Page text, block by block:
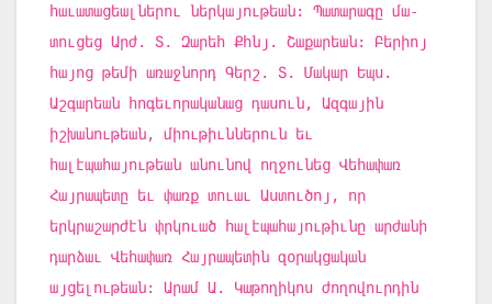
հաւատացեալներու ներկայութեան: Պատարագը մա-
տուցեց Արժ. Տ. Զարեհ Քհնյ. Շաքարեան: Բերիոյ
հայոց թեմի առաջնորդ Գերշ. Տ. Մակար Եպս.
Աշգարեան հոգեւորականաց դասուն, Ազգային
իշխանութեան, միութիւններուն եւ
հալէպահայութեան անունով ողջունեց Վեհափառ
Հայրապետը եւ փառք տուաւ Աստուծոյ, որ
երկրաշարժէն փրկուած հալէպահայութիւնը արժանի
դարձաւ Վեհափառ Հայրապետին զօրակցական
այցելութեան: Արամ Ա. Կաթողիկոս ժողովուրդին